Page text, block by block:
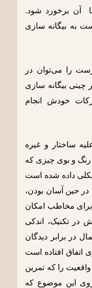
آن برخورد شود.
به بیگانه سازی
ژست را می‌توان در
چینی بیگانه سازی
خودش انجام
ساختار و غیره
رنگ و بوی چیزی که
داده شده است
در حین آسان بودن،
برای مخاطب امکان
در تکنیک، اندکی
در برابر دیدگان
اتفاق افتاده است
واقعیت را که تمرین
این موضوع که